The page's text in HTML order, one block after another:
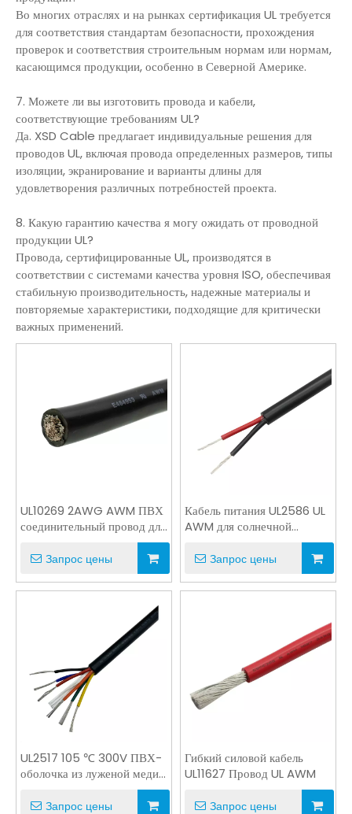
Во многих отраслях и на рынках сертификация UL требуется
для соответствия стандартам безопасности, прохождения
проверок и соответствия строительным нормам или нормам,
касающимся продукции, особенно в Северной Америке.
7. Можете ли вы изготовить провода и кабели,
соответствующие требованиям UL?
Да. XSD Cable предлагает индивидуальные решения для
проводов UL, включая провода определенных размеров, типы
изоляции, экранирование и варианты длины для
удовлетворения различных потребностей проекта.
8. Какую гарантию качества я могу ожидать от проводной
продукции UL?
Провода, сертифицированные UL, производятся в
соответствии с системами качества уровня ISO, обеспечивая
стабильную производительность, надежные материалы и
повторяемые характеристики, подходящие для критически
важных применений.
UL10269 2AWG AWM ПВХ
соединительный провод для
солнечных батарей
Запрос цены
Кабель питания UL2586 UL
AWM для солнечной
Запрос цены
UL2517 105 ℃ 300V ПВХ-
оболочка из луженой меди
Запрос цены
Гибкий силовой кабель
UL11627 Провод UL AWM
Запрос цены